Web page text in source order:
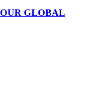
OUR GLOBAL